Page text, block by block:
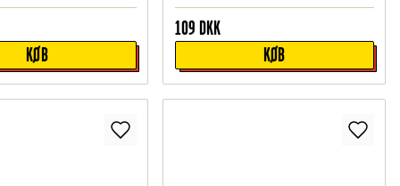
KØB
109 DKK
KØB